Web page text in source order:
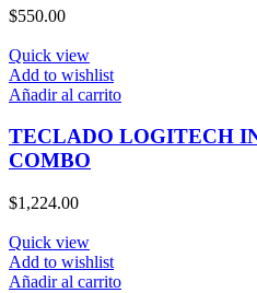
$550.00
Quick view
Add to wishlist
Añadir al carrito
TECLADO LOGITECH
COMBO
$1,224.00
Quick view
Add to wishlist
Añadir al carrito